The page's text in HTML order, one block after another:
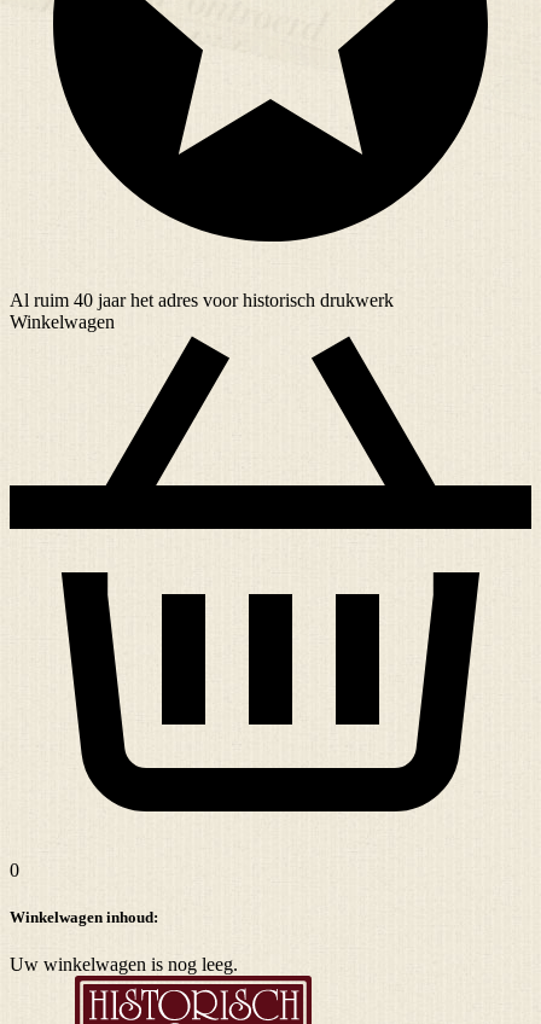
Al ruim 40 jaarhet adres voor historisch drukwerk
Winkelwagen
0
Winkelwagen inhoud:
Uw winkelwagen is nog leeg.